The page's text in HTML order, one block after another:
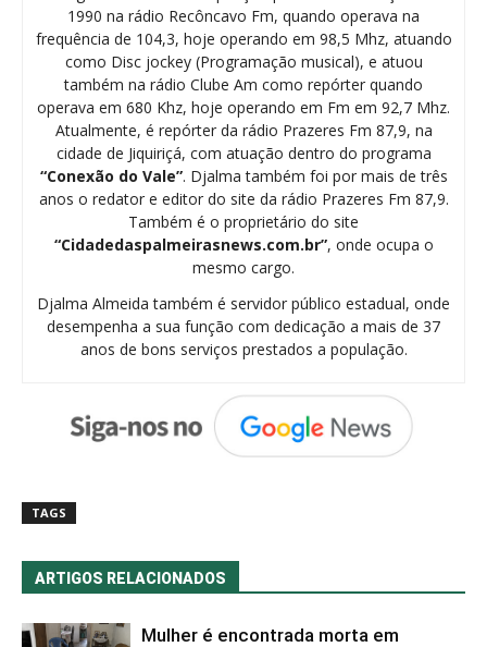
1990 na rádio Recôncavo Fm, quando operava na
frequência de 104,3, hoje operando em 98,5 Mhz, atuando
como Disc jockey (Programação musical), e atuou
também na rádio Clube Am como repórter quando
operava em 680 Khz, hoje operando em Fm em 92,7 Mhz.
Atualmente, é repórter da rádio Prazeres Fm 87,9, na
cidade de Jiquiriçá, com atuação dentro do programa
“Conexão do Vale”. Djalma também foi por mais de três
anos o redator e editor do site da rádio Prazeres Fm 87,9.
Também é o proprietário do site
“Cidadedaspalmeirasnews.com.br”, onde ocupa o
mesmo cargo.
Djalma Almeida também é servidor público estadual, onde
desempenha a sua função com dedicação a mais de 37
anos de bons serviços prestados a população.
TAGS
ARTIGOS RELACIONADOS
Mulher é encontrada morta em